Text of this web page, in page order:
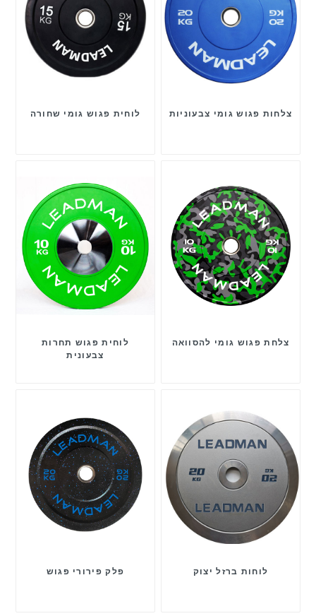
לוחית פגוש גומי שחורה צלחות פגוש גומי צבעוניות
לוחית פגוש תחרות
צבעונית
צלחת פגוש גומי להסוואה
פלק פירורי פגוש לוחות ברזל יצוק